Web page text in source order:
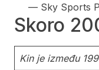
— Sky Sports
Skoro
Kin je između